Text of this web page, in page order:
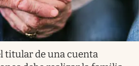
titular de una cuenta